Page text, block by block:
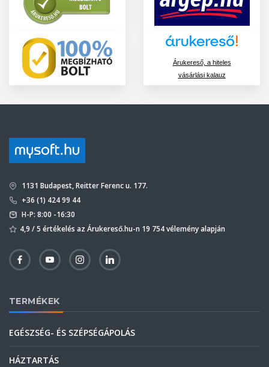
Árukereső, a hiteles
vásárlási kalauz
1131 Budapest, Reitter Ferenc u. 177.
+36 (1) 424 99 44
H-P: 8:00 -16:30
4,9 / 5 értékelés az Árukereső.hu-n 19 754 vélemény alapján
TERMÉKEK
EGÉSZSÉG- ÉS SZÉPSÉGÁPOLÁS
HÁZTARTÁS